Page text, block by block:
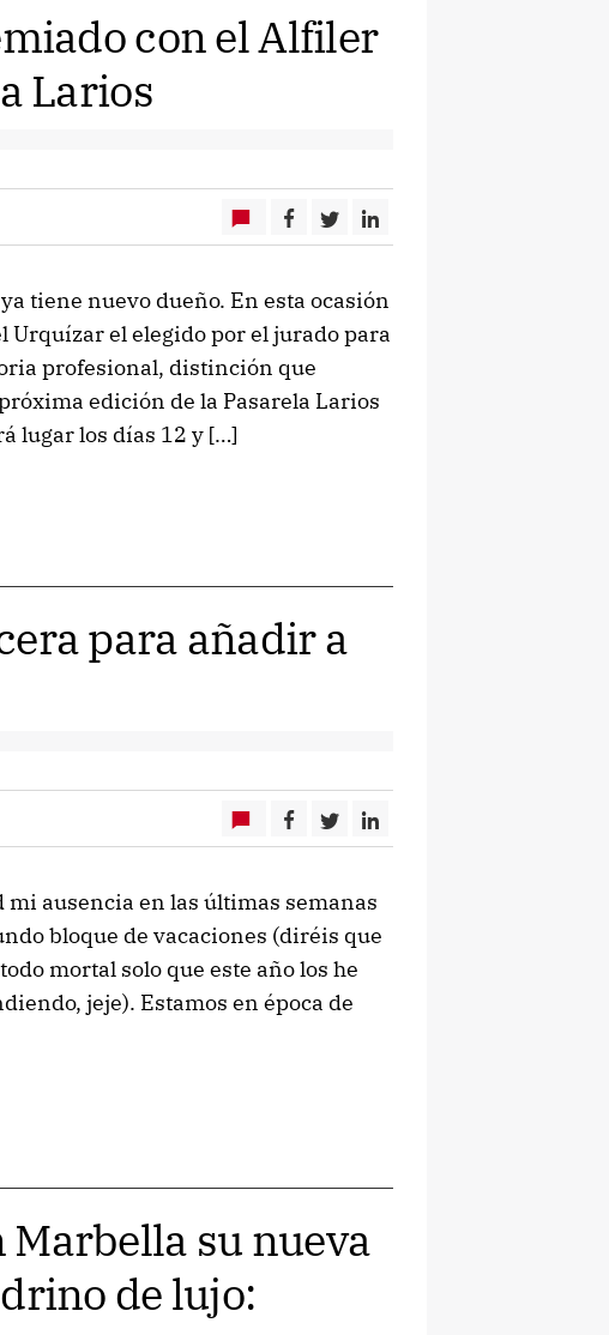
con el Alfiler
Larios
tiene nuevo dueño. En esta ocasión
Urquízar el elegido por el jurado para
profesional, distinción que
edición de la Pasarela Larios
lugar los días 12 y […]
para añadir a
mi ausencia en las últimas semanas
bloque de vacaciones (diréis que
mortal solo que este año los he
jeje). Estamos en época de
Marbella su nueva
de lujo: